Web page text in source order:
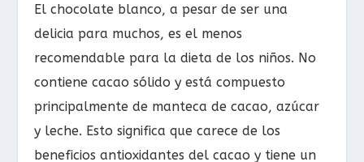
El chocolate blanco, a pesar de ser una
delicia para muchos, es el menos
recomendable para la dieta de los niños. No
contiene cacao sólido y está compuesto
principalmente de manteca de cacao, azúcar
y leche. Esto significa que carece de los
beneficios antioxidantes del cacao y tiene un